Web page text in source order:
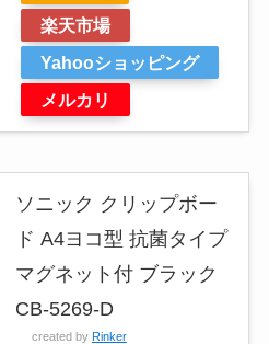
楽天市場
Yahooショッピング
メルカリ
ソニック クリップボー
ド A4ヨコ型 抗菌タイプ
マグネット付 ブラック
CB-5269-D
created by Rinker